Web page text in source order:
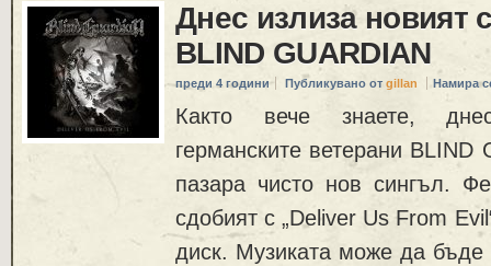
Днес излиза новият
BLIND GUARDIAN
преди 4 години Публикувано от gillan Намира
Както вече знаете,
германските ветерани BLIND
пазара чисто нов сингъл.
сдобият с „Deliver Us From
диск. Музиката може да бъде